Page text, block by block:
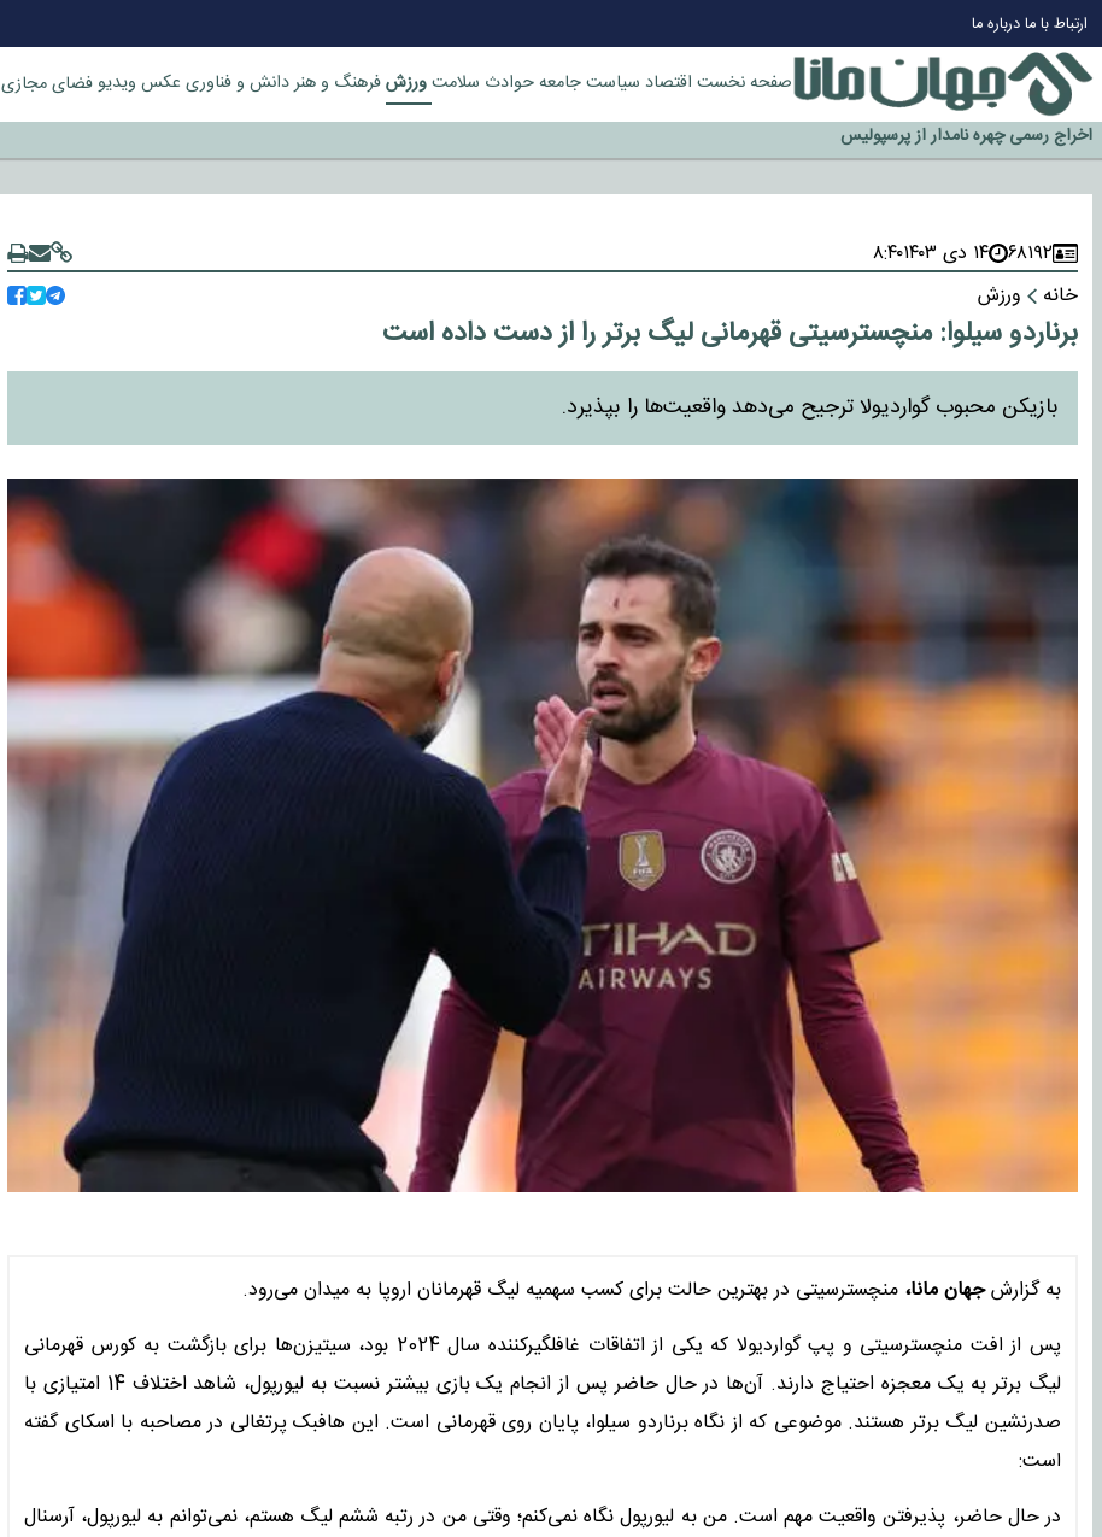
ارتباط با مادرباره ما
صفحه نخست اقتصاد سیاستجامعهحوادث سلامتورزشفرهنگ و هنردانش و فناوری عکس ویدیوفضای مجازی
چرا طلا دوباره افزایشی شد؟
گزینه جدایی اوسمار روی میز مدیران پرسپولیس
آیا رئیس جمهور آمریکا قانون را دور می‌زند؟
اخراج رسمی چهره نامدار از پرسپولیس
سازمان اطلاعات سپاه: پروژه دولت ترامپ برای مهار چین، روسیه و اروپا شکست خورد
۶۸۱۹۲ ۱۴ دی ۱۴۰۳
۸:۴۰
خانه
ورزش
برناردو سیلوا: منچسترسیتی قهرمانی لیگ برتر را از دست داده است
بازیکن محبوب گواردیولا ترجیح می‌دهد واقعیت‌ها را بپذیرد.
به گزارشجهان مانا، منچسترسیتی در بهترین حالت برای کسب سهمیه لیگ قهرمانان اروپا به میدان می‌رود.
پس از افت منچسترسیتی و پپ گواردیولا که یکی از اتفاقات غافلگیرکننده سال 2024 بود، سیتیزن‌ها برای بازگشت به کورس قهرمانی
لیگ برتر به یک معجزه احتیاج دارند. آن‌ها در حال حاضر پس از انجام یک بازی بیشتر نسبت به لیورپول، شاهد اختلاف 14 امتیازی با
صدرنشین لیگ برتر هستند. موضوعی که از نگاه برناردو سیلوا، پایان روی قهرمانی است. این هافبک پرتغالی در مصاحبه با اسکای گفته
است:
در حال حاضر، پذیرفتن واقعیت مهم است. من به لیورپول نگاه نمی‌کنم؛ وقتی من در رتبه ششم لیگ هستم، نمی‌توانم به لیورپول، آرسنال